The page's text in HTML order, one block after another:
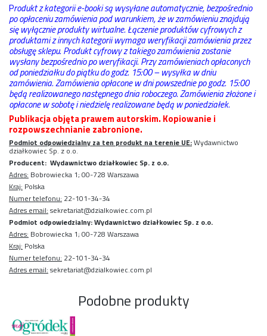
Produkt z kategorii e-booki są wysyłane automatycznie, bezpośrednio
po opłaceniu zamówienia pod warunkiem, że w zamówieniu znajdują
się wyłącznie produkty wirtualne. Łączenie produktów cyfrowych z
produktami z innych kategorii wymaga weryfikacji zamówienia przez
obsługę sklepu. Produkt cyfrowy z takiego zamówienia zostanie
wysłany bezpośrednio po weryfikacji. Przy zamówieniach opłaconych
od poniedziałku do piątku do godz. 15:00 – wysyłka w dniu
zamówienia. Zamówienia opłacone w dni powszednie po godz. 15:00
będą realizowanego następnego dnia roboczego. Zamówienia złożone i
opłacone w sobotę i niedzielę realizowane będą w poniedziałek.
Publikacja objęta prawem autorskim. Kopiowanie i
rozpowszechnianie zabronione.
Podmiot odpowiedzialny za ten produkt na terenie UE:Wydawnictwo
działkowiec Sp. z o.o.
Producent: Wydawnictwo działkowiec Sp. z o.o.
Adres: Bobrowiecka 1; 00-728 Warszawa
Kraj: Polska
Numer telefonu: 22-101-34-34
Adres email: sekretariat@dzialkowiec.com.pl
Podmiot odpowiedzialny: Wydawnictwo działkowiec Sp. z o.o.
Adres: Bobrowiecka 1; 00-728 Warszawa
Kraj: Polska
Numer telefonu: 22-101-34-34
Adres email: sekretariat@dzialkowiec.com.pl
Podobne produkty